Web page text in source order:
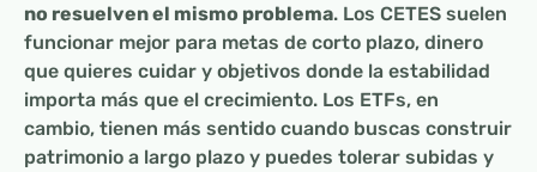
no resuelven el mismo problema. Los CETES suelen
funcionar mejor para metas de corto plazo, dinero
que quieres cuidar y objetivos donde la estabilidad
importa más que el crecimiento. Los ETFs, en
cambio, tienen más sentido cuando buscas construir
patrimonio a largo plazo y puedes tolerar subidas y